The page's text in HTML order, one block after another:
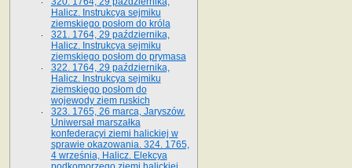
Halicz. Instrukcya sejmiku
ziemskiego posłom do króla
321. 1764, 29 października,
Halicz. Instrukcya sejmiku
ziemskiego posłom do prymasa
322. 1764, 29 października,
Halicz. Instrukcya sejmiku
ziemskiego posłom do
wojewody ziem ruskich
323. 1765, 26 marca, Jaryszów.
Uniwersał marszałka
konfederacyi ziemi halickiej w
sprawie okazowania. 324. 1765,
4 września, Halicz. Elekcya